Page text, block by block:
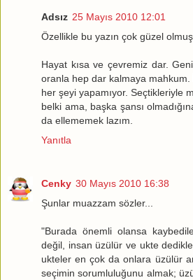
Adsız 25 Mayıs 2010 12:01
Özellikle bu yazın çok güzel
Hayat kısa ve çevremiz dar.
oranla hep dar kalmaya mahkum.
her şeyi yapamıyor. Seçtikleriyle
belki ama, başka şansı
da ellememek lazım.
Yanıtla
Cenky 30 Mayıs 2010 16:38
Şunlar muazzam sözler...
"Burada önemli olansa
değil, insan üzülür ve ukte
ukteler en çok da onlara üzülür
seçimin sorumluluğunu almak;